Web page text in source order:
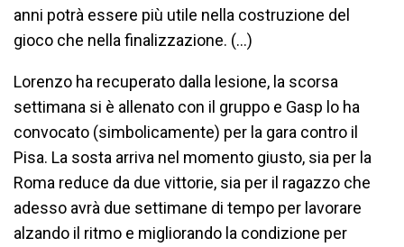
anni potrà essere più utile nella costruzione del
gioco che nella finalizzazione. (…)
Lorenzo ha recuperato dalla lesione, la scorsa
settimana si è allenato con il gruppo e Gasp lo ha
convocato (simbolicamente) per la gara contro il
Pisa. La sosta arriva nel momento giusto, sia per la
Roma reduce da due vittorie, sia per il ragazzo che
adesso avrà due settimane di tempo per lavorare
alzando il ritmo e migliorando la condizione per